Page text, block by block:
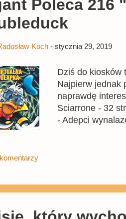
Poleca 216
Koch - stycznia 29, 2019
Dziś do kiosków
Najpierw jednak
naprawdę
Sciarrone - 32
- Adepci
kolejnego